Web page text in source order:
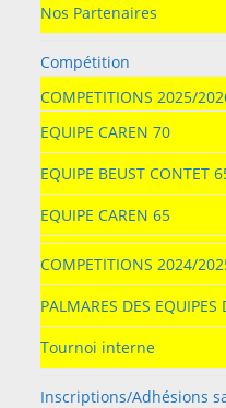
Nos Partenaires
Compétition
COMPETITIONS 2025/
EQUIPE CAREN 70
EQUIPE BEUST CONTET
EQUIPE CAREN 65
COMPETITIONS 2024/
PALMARES DES EQUIPES
Tournoi interne
Inscriptions/Adhésions